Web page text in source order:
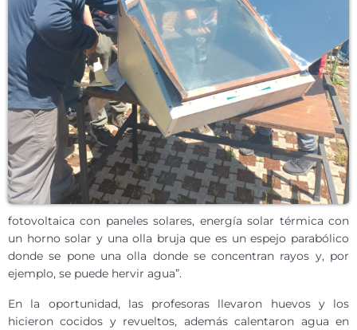
fotovoltaica con paneles solares, energía solar térmica con
un horno solar y una olla bruja que es un espejo parabólico
donde se pone una olla donde se concentran rayos y, por
ejemplo, se puede hervir agua”.
En la oportunidad, las profesoras llevaron huevos y los
hicieron cocidos y revueltos, además calentaron agua en